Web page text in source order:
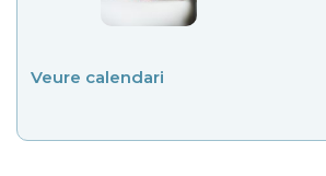
Veure calendari